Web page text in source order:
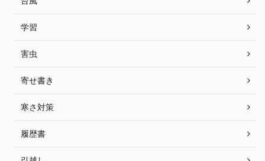
学習
害虫
寄せ書き
寒さ対策
履歴書